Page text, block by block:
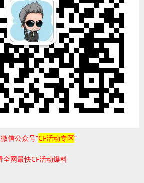
信公众号“CF活动专区”
全网最快CF活动爆料